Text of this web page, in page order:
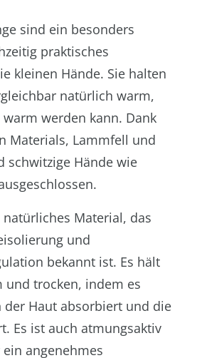
sind ein besonders
praktisches
kleinen Hände. Sie halten
natürlich warm,
warm werden kann. Dank
Materials, Lammfell und
schwitzige Hände wie
Material, das
und
bekannt ist. Es hält
und trocken, indem es
der Haut absorbiert und die
Es ist auch atmungsaktiv
angenehmes